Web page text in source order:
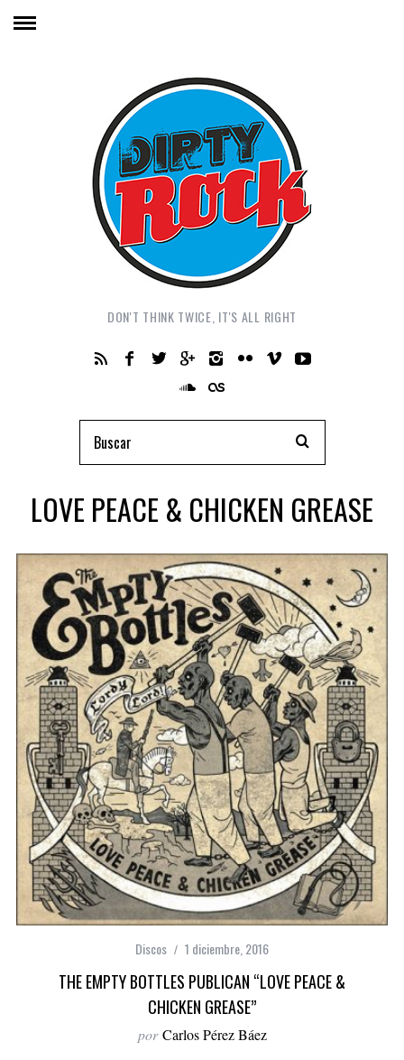
DON'T THINK TWICE, IT'S ALL RIGHT
LOVE PEACE & CHICKEN GREASE
Discos 1 diciembre, 2016
THE EMPTY BOTTLES PUBLICAN “LOVE PEACE &
CHICKEN GREASE”
por Carlos Pérez Báez